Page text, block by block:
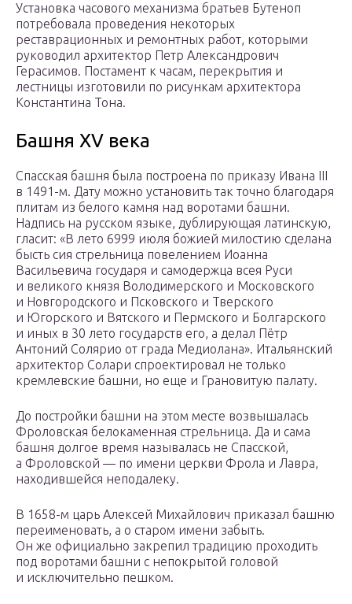
Установка часового механизма братьев Бутеноп
потребовала проведения некоторых
реставрационных и ремонтных работ, которыми
руководил архитектор Петр Александрович
Герасимов. Постамент к часам, перекрытия и
лестницы изготовили по рисункам архитектора
Константина Тона.
Башня XV века
Спасская башня была построена по приказу Ивана III
в 1491-м. Дату можно установить так точно благодаря
плитам из белого камня над воротами башни.
Надпись на русском языке, дублирующая латинскую,
гласит: «В лето 6999 июля божией милостию сделана
бысть сия стрельница повелением Иоанна
Васильевича государя и самодержца всея Руси
и великого князя Володимерского и Московского
и Новгородского и Псковского и Тверского
и Югорского и Вятского и Пермского и Болгарского
и иных в 30 лето государств его, а делал Пётр
Антоний Солярио от града Медиолана». Итальянский
архитектор Солари спроектировал не только
кремлевские башни, но еще и Грановитую палату.
До постройки башни на этом месте возвышалась
Фроловская белокаменная стрельница. Да и сама
башня долгое время называлась не Спасской,
а Фроловской — по имени церкви Фрола и Лавра,
находившейся неподалеку.
В 1658-м царь Алексей Михайлович приказал башню
переименовать, а о старом имени забыть.
Он же официально закрепил традицию проходить
под воротами башни с непокрытой головой
и исключительно пешком.